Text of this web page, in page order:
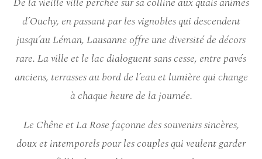
d’Ouchy, en passant par les vignobles qui descendent
jusqu’au Léman, Lausanne offre une diversité de décors
rare. La ville et le lac dialoguent sans cesse, entre pavés
anciens, terrasses au bord de l’eau et lumière qui change
à chaque heure de la journée.
Le Chêne et La Rose façonne des souvenirs sincères,
doux et intemporels pour les couples qui veulent garder